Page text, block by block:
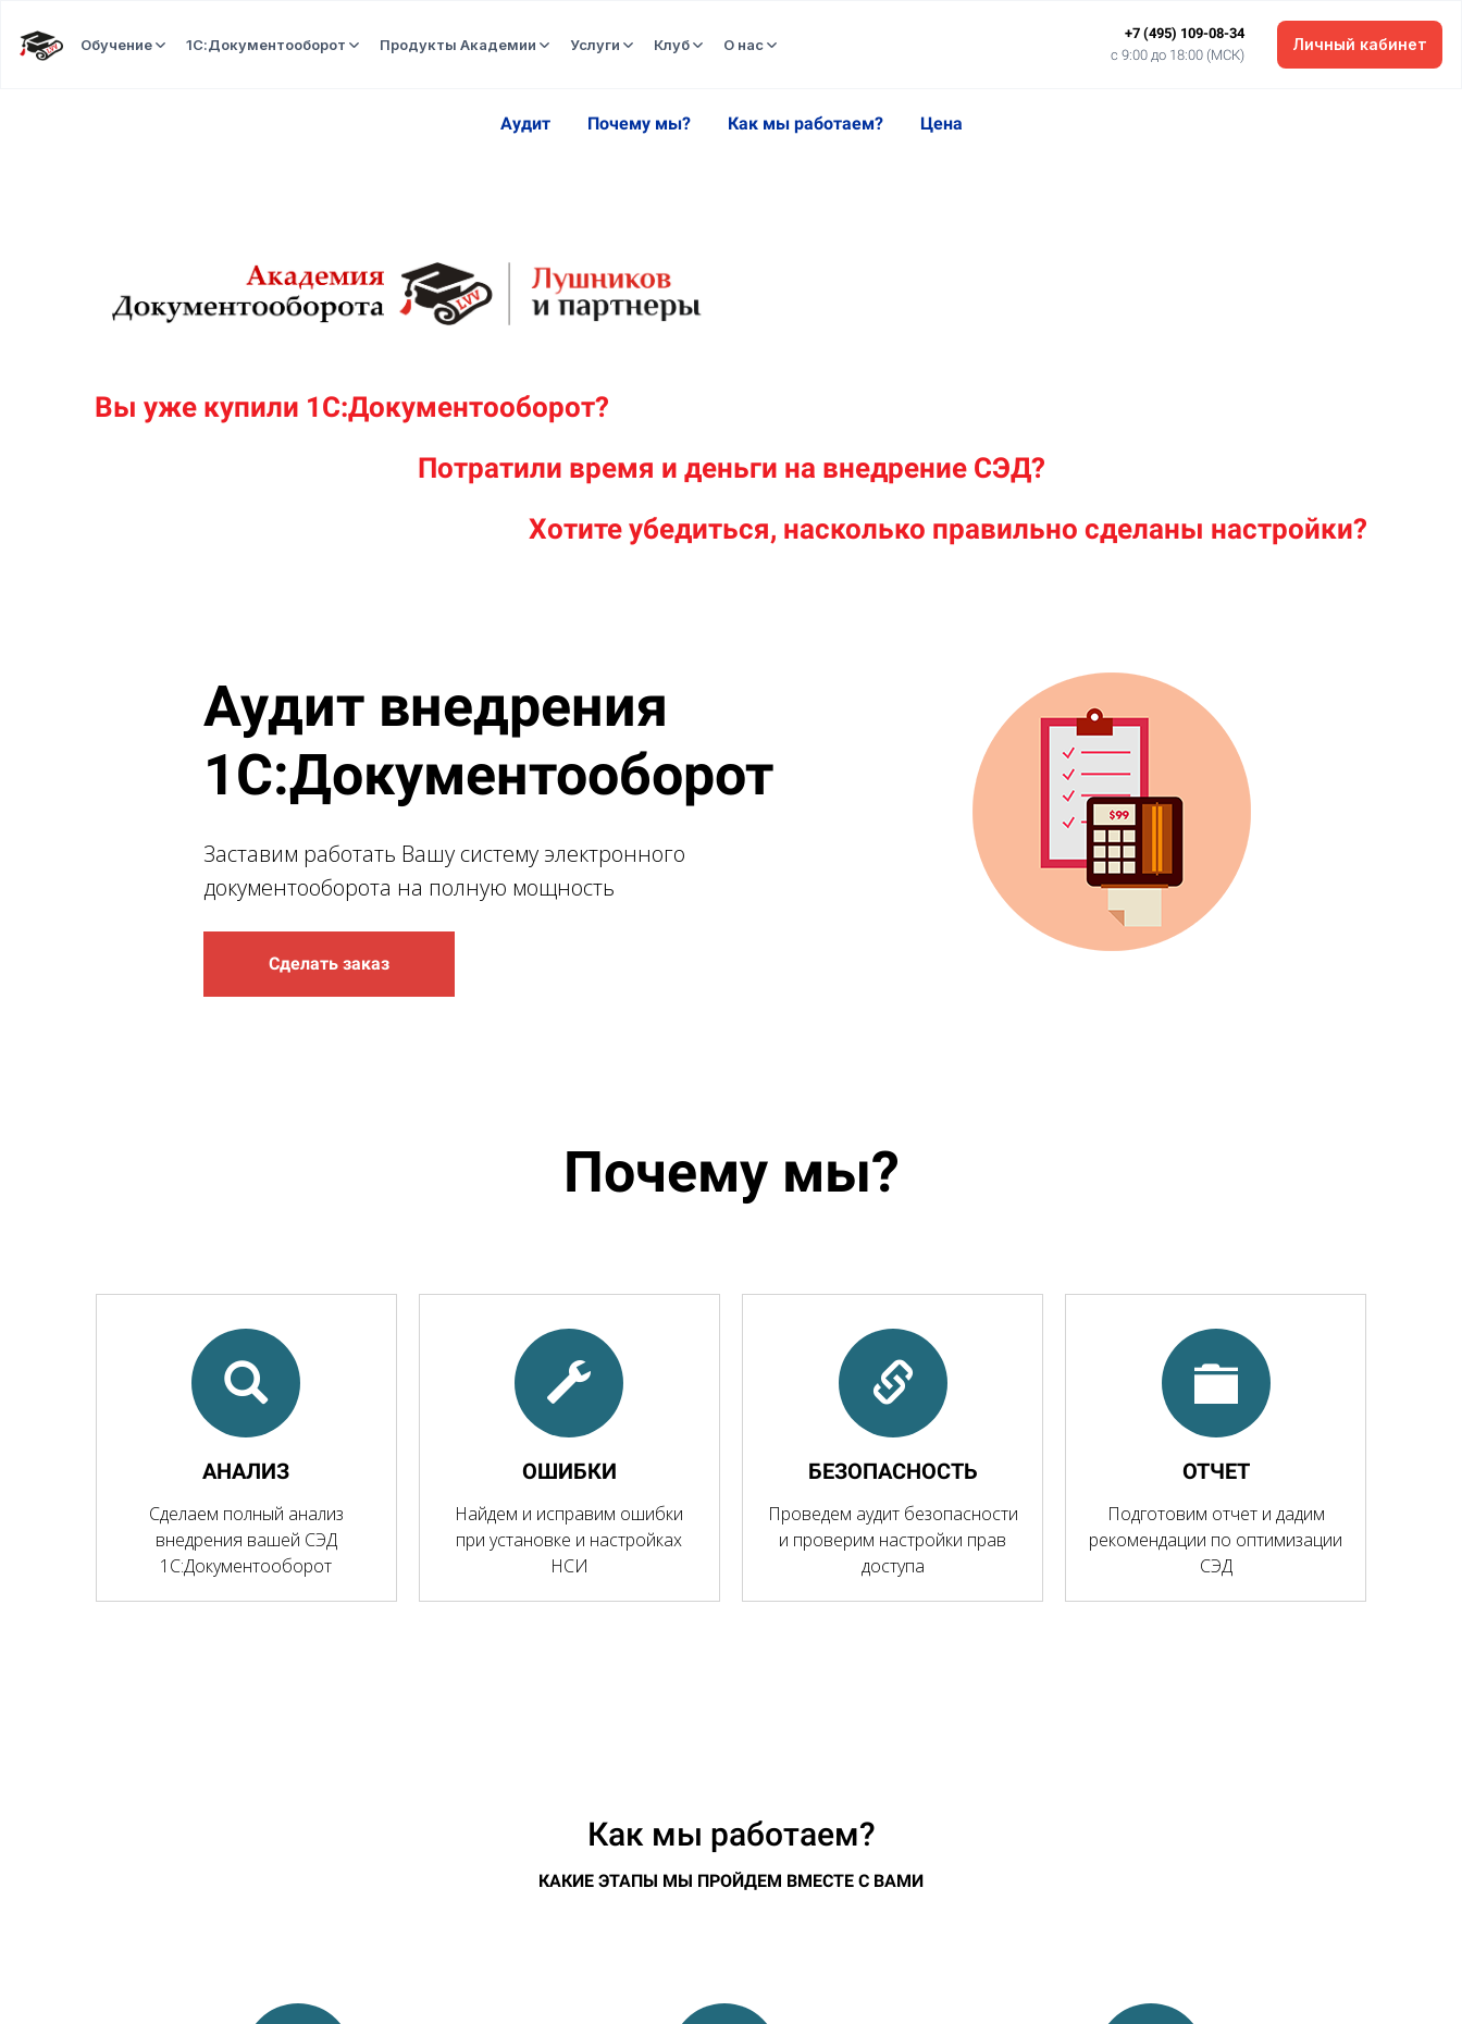
Обучение 1С:Документооборот Продукты Академии Услуги Клуб О нас
+7 (495) 109-08-34
c 9:00 до 18:00 (МСК)
Личный кабинет
Аудит Почему мы? Как мы работаем? Цена
Вы уже купили 1С:Документооборот?
Потратили время и деньги на внедрение СЭД?
Хотите убедиться, насколько правильно сделаны настройки?
Аудит внедрения
1С:Документооборот
Заставим работать Вашу систему электронного
документооборота на полную мощность
Сделать заказ
Почему мы?
АНАЛИЗ
Сделаем полный анализ
внедрения вашей СЭД
1С:Документооборот
ОШИБКИ
Найдем и исправим ошибки
при установке и настройках
НСИ
БЕЗОПАСНОСТЬ
Проведем аудит безопасности
и проверим настройки прав
доступа
ОТЧЕТ
Подготовим отчет и дадим
рекомендации по оптимизации
СЭД
Как мы работаем?
КАКИЕ ЭТАПЫ МЫ ПРОЙДЕМ ВМЕСТЕ С ВАМИ